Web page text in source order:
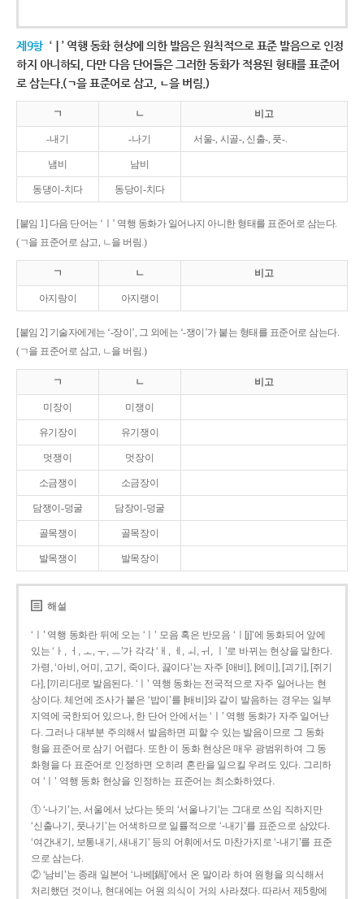
제9항 ‘ㅣ’ 역행 동화 현상에 의한 발음은 원칙적으로 표준 발음으로 인정
하지 아니하되, 다만 다음 단어들은 그러한 동화가 적용된 형태를 표준어
로 삼는다.(ㄱ을 표준어로 삼고, ㄴ을 버림.)
ㄱ ㄴ 비고
-내기 -나기 서울-, 시골-, 신출-, 풋-.
냄비 남비
동댕이-치다 동당이-치다
[붙임 1] 다음 단어는 ‘ㅣ’ 역행 동화가 일어나지 아니한 형태를 표준어로 삼는다.
(ㄱ을 표준어로 삼고, ㄴ을 버림.)
ㄱ ㄴ 비고
아지랑이 아지랭이
[붙임 2] 기술자에게는 ‘-장이’, 그 외에는 ‘-쟁이’가 붙는 형태를 표준어로 삼는다.
(ㄱ을 표준어로 삼고, ㄴ을 버림.)
ㄱ ㄴ 비고
미장이 미쟁이
유기장이 유기쟁이
멋쟁이 멋장이
소금쟁이 소금장이
담쟁이-덩굴 담장이-덩굴
골목쟁이 골목장이
발목쟁이 발목장이
해설
‘ㅣ’ 역행 동화란 뒤에 오는 ‘ㅣ’ 모음 혹은 반모음 ‘ㅣ[j]’에 동화되어 앞에
있는 ‘ㅏ, ㅓ, ㅗ, ㅜ, ㅡ’가 각각 ‘ㅐ, ㅔ, ㅚ, ㅟ, ㅣ’로 바뀌는 현상을 말한다.
가령, ‘아비, 어미, 고기, 죽이다, 끓이다’는 자주 [애비], [에미], [괴기], [쥐기
다], [끼리다]로 발음된다. ‘ㅣ’ 역행 동화는 전국적으로 자주 일어나는 현
상이다. 체언에 조사가 붙은 ‘밥이’를 [배비]와 같이 발음하는 경우는 일부
지역에 국한되어 있으나, 한 단어 안에서는 ‘ㅣ’ 역행 동화가 자주 일어난
다. 그러나 대부분 주의해서 발음하면 피할 수 있는 발음이므로 그 동화
형을 표준어로 삼기 어렵다. 또한 이 동화 현상은 매우 광범위하여 그 동
화형을 다 표준어로 인정하면 오히려 혼란을 일으킬 우려도 있다. 그리하
여 ‘ㅣ’ 역행 동화 현상을 인정하는 표준어는 최소화하였다.
① ‘-나기’는, 서울에서 났다는 뜻의 ‘서울나기’는 그대로 쓰임 직하지만
‘신출나기, 풋나기’는 어색하므로 일률적으로 ‘-내기’를 표준으로 삼았다.
‘여간내기, 보통내기, 새내기’ 등의 어휘에서도 마찬가지로 ‘-내기’를 표준
으로 삼는다.
② ‘남비’는 종래 일본어 ‘나베[鍋]’에서 온 말이라 하여 원형을 의식해서
처리했던 것이나, 현대에는 어원 의식이 거의 사라졌다. 따라서 제5항에